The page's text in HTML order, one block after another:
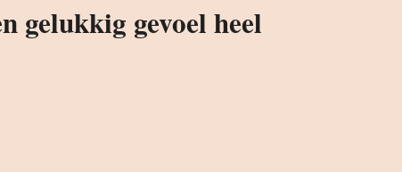
gelukkig gevoel heel